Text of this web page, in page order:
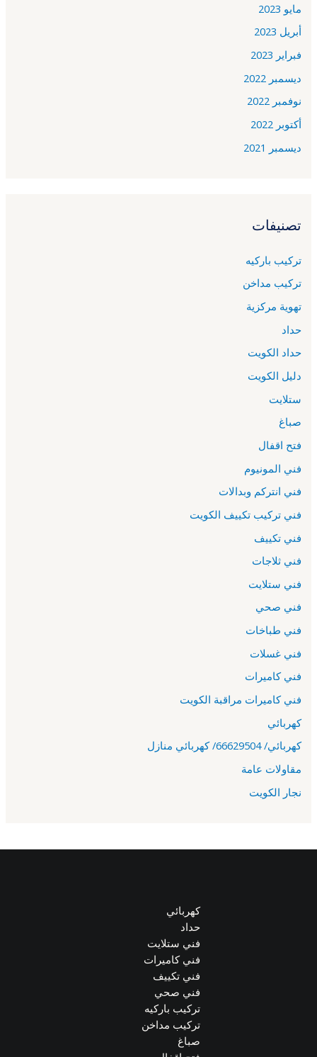
مايو 2023
أبريل 2023
فبراير 2023
ديسمبر 2022
نوفمبر 2022
أكتوبر 2022
ديسمبر 2021
تصنيفات
تركيب باركيه
تركيب مداخن
تهوية مركزية
حداد
حداد الكويت
دليل الكويت
ستلايت
صباغ
فتح اقفال
فني المونيوم
فني انتركم وبدالات
فني تركيب تكييف الكويت
فني تكييف
فني ثلاجات
فني ستلايت
فني صحي
فني طباخات
فني غسلات
فني كاميرات
فني كاميرات مراقبة الكويت
كهربائي
كهربائي/ 66629504/ كهربائي منازل
مقاولات عامة
نجار الكويت
كهربائي
حداد
فني ستلايت
فني كاميرات
فني تكييف
فني صحي
تركيب باركيه
تركيب مداخن
صباغ